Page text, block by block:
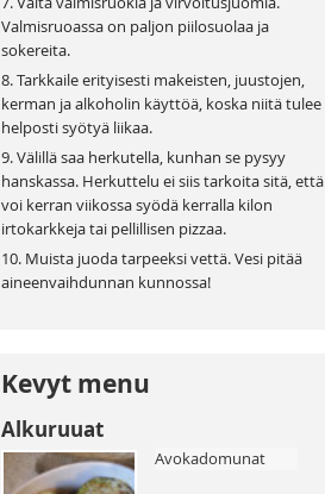
Valmisruoassa on paljon piilosuolaa ja
sokereita.
8. Tarkkaile erityisesti makeisten, juustojen,
kerman ja alkoholin käyttöä, koska niitä tulee
helposti syötyä liikaa.
9. Välillä saa herkutella, kunhan se pysyy
hanskassa. Herkuttelu ei siis tarkoita sitä, että
voi kerran viikossa syödä kerralla kilon
irtokarkkeja tai pellillisen pizzaa.
10. Muista juoda tarpeeksi vettä. Vesi pitää
aineenvaihdunnan kunnossa!
Kevyt menu
Alkuruuat
Avokadomunat